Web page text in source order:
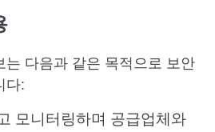
는 다음과 같은 목적으로 보안
다:
모니터링하며 공급업체와